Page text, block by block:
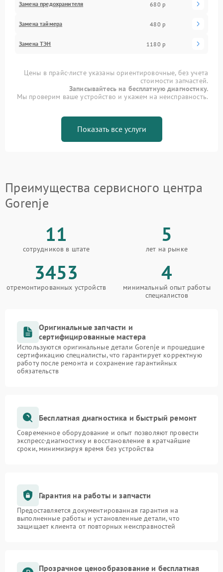
Замена предохранителя 680 р
Замена таймера 480 р
Замена ТЭН 1180 р
Цены в прайс-листе указаны ориентировочные, без учета
стоимости запчастей.
Записывайтесь на бесплатную диагностику.
Мы проверим ваше устройство и укажем на неисправность.
Показать все услуги
Преимущества сервисного центра
Gorenje
11
сотрудников в штате
5
лет на рынке
3453
отремонтированных устройств
4
минимальный опыт работы
специалистов
Оригинальные запчасти и
сертифицированные мастера
Используются оригинальные детали Gorenje и прошедшие
сертификацию специалисты, что гарантирует корректную
работу после ремонта и сохранение гарантийных
обязательств
Бесплатная диагностика и быстрый ремонт
Современное оборудование и опыт позволяют провести
экспресс-диагностику и восстановление в кратчайшие
сроки, минимизируя время без устройства
Гарантия на работы и запчасти
Предоставляется документированная гарантия на
выполненные работы и установленные детали, что
защищает клиента от повторных неисправностей
Прозрачное ценообразование и бесплатная